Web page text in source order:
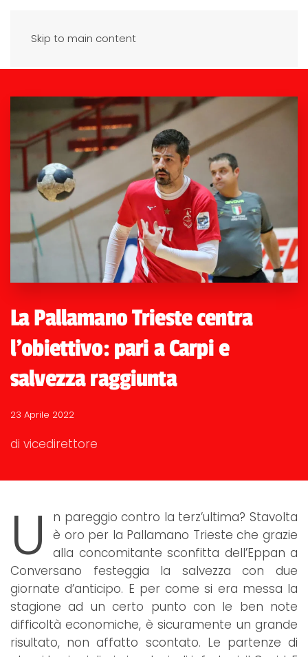
Skip to main content
La Pallamano Trieste centra
l'obiettivo: pari a Carpi e
salvezza raggiunta
23 Aprile 2022
di vicedirettore
U
n pareggio contro la terz’ultima? Stavolta
è oro per la Pallamano Trieste che grazie
alla concomitante sconfitta dell’Eppan a
Conversano festeggia la salvezza con due
giornate d’anticipo. E per come si era messa la
stagione ad un certo punto con le ben note
difficoltà economiche, è sicuramente un grande
risultato, non affatto scontato. Le partenze di